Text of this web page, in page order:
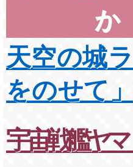
天空の城
をのせて」
宇宙戦艦ヤマ